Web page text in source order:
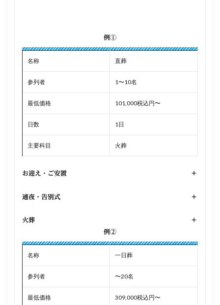
例①
名称 直葬
参列者 1〜10名
最低価格 101,000税込円〜
日数 1日
主要科目 火葬
お迎え・ご安置 +
通夜・告別式 +
火葬
+
例②
名称 一日葬
参列者 〜20名
最低価格 309,000税込円〜